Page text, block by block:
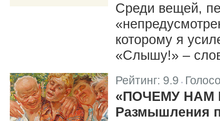
Среди вещей,
которому я
«Слышу!» –
Рейтинг: 9.9
«ПОЧЕМУ НАМ
Размышления